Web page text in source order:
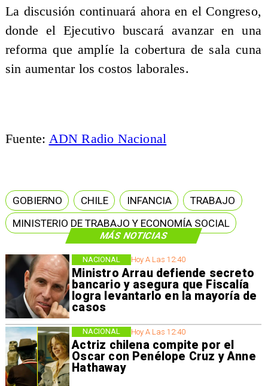
MÁS NOTICIAS
Hoy A Las 12:40
Ministro Arrau defiende secreto
bancario y asegura que Fiscalía
logra levantarlo en la mayoría de
casos
NACIONAL
Hoy A Las 12:40
Actriz chilena compite por el
Oscar con Penélope Cruz y Anne
Hathaway
NACIONAL
La discusión continuará ahora en el Congreso,
donde el Ejecutivo buscará avanzar en una
reforma que amplíe la cobertura de sala cuna
sin aumentar los costos laborales.
Fuente: ADN Radio Nacional
GOBIERNO CHILE INFANCIA
TRABAJO
MINISTERIO DE TRABAJO Y ECONOMÍA SOCIAL